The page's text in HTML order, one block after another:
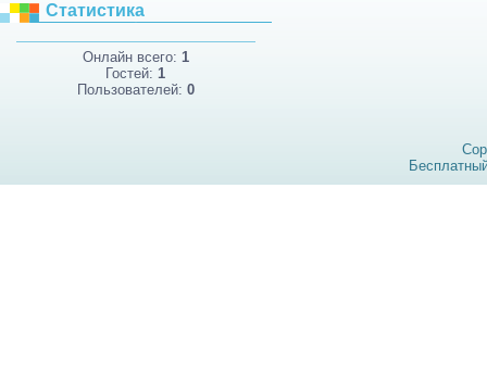
Статистика
Онлайн всего: 1
Гостей:1
Пользователей: 0